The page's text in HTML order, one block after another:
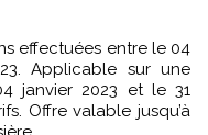
Applicable sur une
janvier 2023 et le 31
Offre valable jusqu’à